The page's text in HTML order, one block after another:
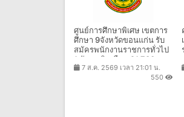
ศูนย์การศึกษาพิเศษ เขตการ
ศึกษา 9จังหวัดขอนแก่น รับ
สมัครพนักงานราชการทั่วไป
1 อัตรา เงินเดือน 21,780 บาท
ตั้งแต่วันที่ 6-13 ส.ค. 2569
7 ส.ค. 2569 เวลา 21:01 น.
550